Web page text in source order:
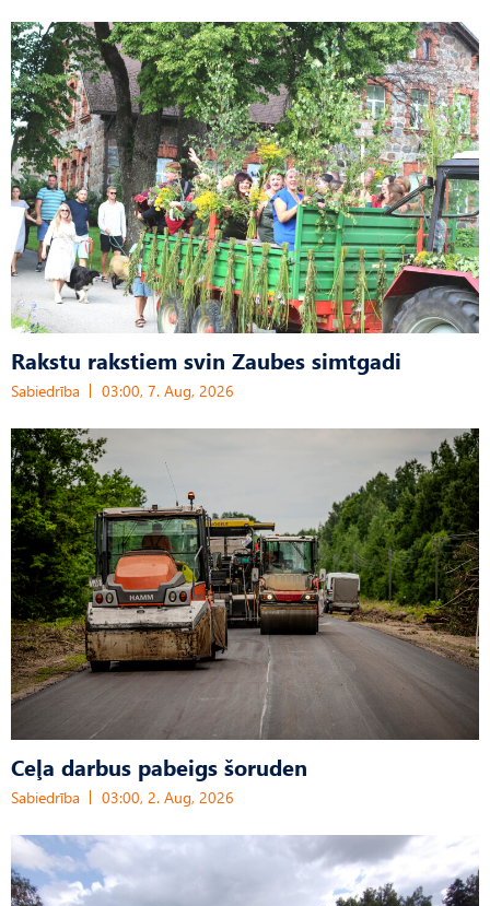
Rakstu rakstiem svin Zaubes simtgadi
Sabiedrība 03:00, 7. Aug, 2026
Ceļa darbus pabeigs šoruden
Sabiedrība 03:00, 2. Aug, 2026